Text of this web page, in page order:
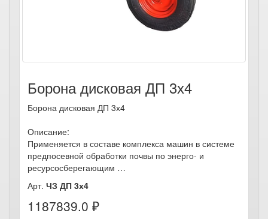
Борона дисковая ДП 3х4
Борона дисковая ДП 3х4
Описание:
Применяется в составе комплекса машин в системе
предпосевной обработки почвы по энерго- и
ресурсосберегающим …
Арт. ЧЗ ДП 3х4
1187839.0 ₽